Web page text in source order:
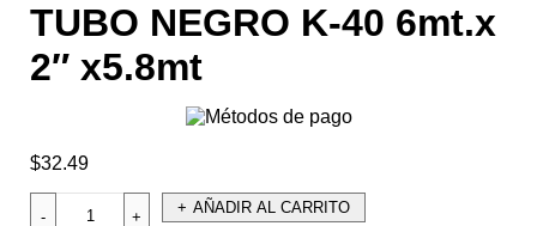
TUBO NEGRO K-40 6mt.x
2″ x5.8mt
$32.49
AÑADIR AL CARRITO